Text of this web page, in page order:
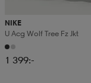
NIKE
U Acg Wolf Tree Fz Jkt
1 399:-